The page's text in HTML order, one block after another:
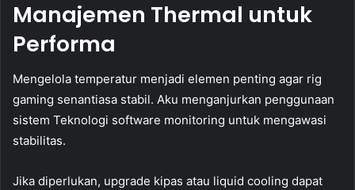
Manajemen Thermal untuk
Performa
Mengelola temperatur menjadi elemen penting agar rig
gaming senantiasa stabil. Aku menganjurkan penggunaan
sistem Teknologi software monitoring untuk mengawasi
stabilitas.
Jika diperlukan, upgrade kipas atau liquid cooling dapat